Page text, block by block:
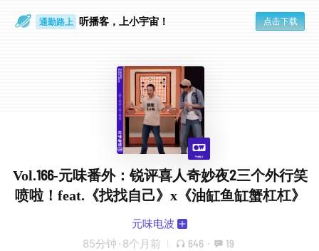
通勤路上
眼睛好累
听播客，上小宇宙！ 点击下载
Vol.166-元味番外：锐评喜人奇妙夜2三个外行笑
喷啦！feat.《找找自己》x《油缸鱼缸蟹杠杠》
元味电波
85分钟 · 8个月前 646 · 19